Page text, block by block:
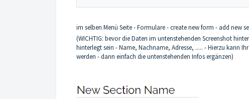
im selben Menü Seite - Formulare - create new form - add new
(WICHTIG: bevor die Daten im untenstehenden Screenshot
hinterlegt sein - Name, Nachname, Adresse, ..... - Hierzu kann
werden - dann einfach die untenstehenden Infos ergänzen)